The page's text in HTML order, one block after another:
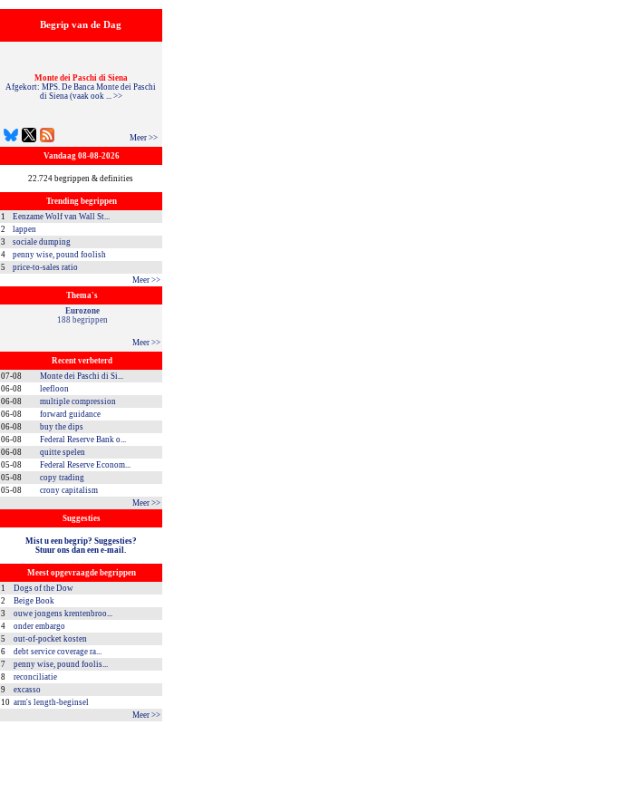
Begrip van de Dag
Meer >>
Monte dei Paschi di Siena
Afgekort: MPS. De Banca Monte dei Paschi
di Siena (vaak ook ... >>
Vandaag 08-08-2026
22.724 begrippen & definities
Trending begrippen
1
Eenzame Wolf van Wall St...
2
lappen
3
sociale dumping
4
penny wise, pound foolish
5
price-to-sales ratio
Meer >>
Thema's
Eurozone
188 begrippen
Meer >>
Recent verbeterd
07-08
Monte dei Paschi di Si...
06-08
leefloon
06-08
multiple compression
06-08
forward guidance
06-08
buy the dips
06-08
Federal Reserve Bank o...
06-08
quitte spelen
05-08
Federal Reserve Econom...
05-08
copy trading
05-08
crony capitalism
Meer >>
Suggesties
Mist u een begrip? Suggesties?
Stuur ons dan een e-mail.
Meest opgevraagde begrippen
1
Dogs of the Dow
2
Beige Book
3
ouwe jongens krentenbroo...
4
onder embargo
5
out-of-pocket kosten
6
debt service coverage ra...
7
penny wise, pound foolis...
8
reconciliatie
9
excasso
10 arm's length-beginsel
Meer >>